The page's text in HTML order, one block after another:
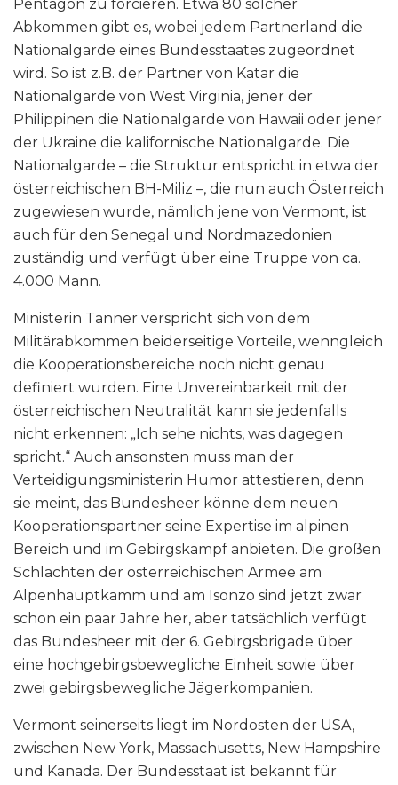
Pentagon zu forcieren. Etwa 80 solcher
Abkommen gibt es, wobei jedem Partnerland die
Nationalgarde eines Bundesstaates zugeordnet
wird. So ist z.B. der Partner von Katar die
Nationalgarde von West Virginia, jener der
Philippinen die Nationalgarde von Hawaii oder jener
der Ukraine die kalifornische Nationalgarde. Die
Nationalgarde – die Struktur entspricht in etwa der
österreichischen BH-Miliz –, die nun auch Österreich
zugewiesen wurde, nämlich jene von Vermont, ist
auch für den Senegal und Nordmazedonien
zuständig und verfügt über eine Truppe von ca.
4.000 Mann.
Ministerin Tanner verspricht sich von dem
Militärabkommen beiderseitige Vorteile, wenngleich
die Kooperationsbereiche noch nicht genau
definiert wurden. Eine Unvereinbarkeit mit der
österreichischen Neutralität kann sie jedenfalls
nicht erkennen: „Ich sehe nichts, was dagegen
spricht.“ Auch ansonsten muss man der
Verteidigungsministerin Humor attestieren, denn
sie meint, das Bundesheer könne dem neuen
Kooperationspartner seine Expertise im alpinen
Bereich und im Gebirgskampf anbieten. Die großen
Schlachten der österreichischen Armee am
Alpenhauptkamm und am Isonzo sind jetzt zwar
schon ein paar Jahre her, aber tatsächlich verfügt
das Bundesheer mit der 6. Gebirgsbrigade über
eine hochgebirgsbewegliche Einheit sowie über
zwei gebirgsbewegliche Jägerkompanien.
Vermont seinerseits liegt im Nordosten der USA,
zwischen New York, Massachusetts, New Hampshire
und Kanada. Der Bundesstaat ist bekannt für